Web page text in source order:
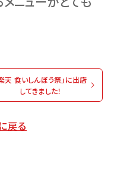
戻る
天 食いしんぼう祭」に出店
してきました！